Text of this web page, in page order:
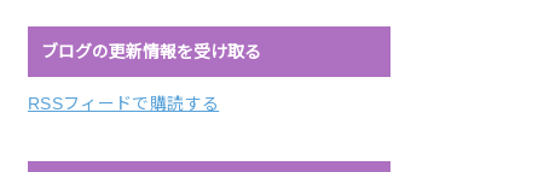
ブログの更新情報を受け取る
RSSフィードで購読する